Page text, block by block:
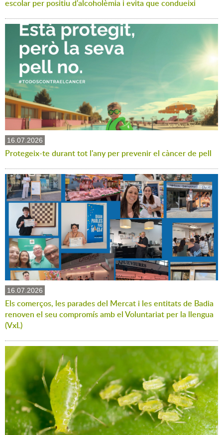
escolar per positiu d'alcoholèmia i evita que condueixi
16.07.2026
Protegeix-te durant tot l'any per prevenir el càncer de pell
16.07.2026
Els comerços, les parades del Mercat i les entitats de Badia
renoven el seu compromís amb el Voluntariat per la llengua
(VxL)